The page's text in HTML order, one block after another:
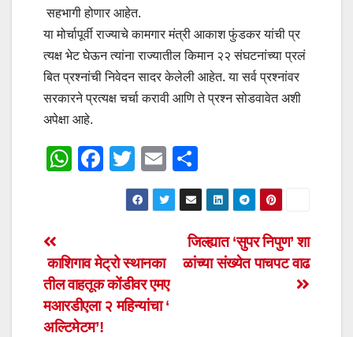
सहभागी होणार आहेत.
या मोर्चापूर्वी राज्याचे कामगार मंत्री आकाश फुंडकर यांची प्र
त्यक्ष भेट घेऊन त्यांना राज्यातील किमान २२ संघटनांच्या प्रलं
बित प्रश्नांची निवेदन सादर केलेली आहेत. या सर्व प्रश्नांवर
सरकारने प्रत्यक्ष चर्चा करावी आणि ते प्रश्न सोडवावेत अशी
अपेक्षा आहे.
W
A
p
p
F
b
o
o
T
wi
tt
E
m
ail
h
ar
e
Post
navigation
जिल्ह्यात ‘सुपर निपुण’ शा
ळांच्या संख्येत पाचपट वाढ
काशिगाव मेट्रो स्थानका
तील वाहतूक कोंडीवर एमए
मआरडीएला २ महिन्यांचा ‘
अल्टिमेटम’!